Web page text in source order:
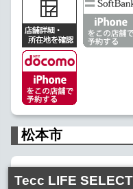
松本市
Tecc LIFE